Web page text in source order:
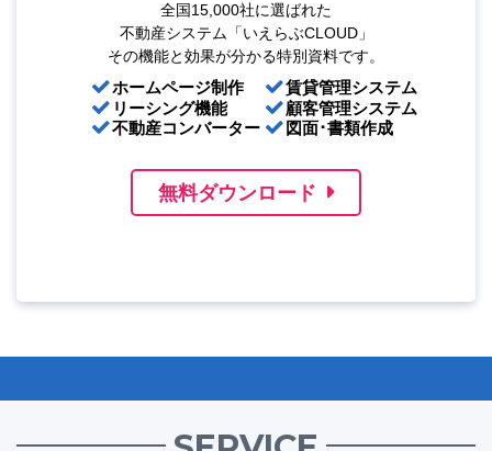
全国15,000社に選ばれた
不動産システム「いえらぶCLOUD」
その機能と効果が分かる特別資料です。
ホームページ制作
リーシング機能
不動産コンバーター
賃貸管理システム
顧客管理システム
図面･書類作成
無料ダウンロード